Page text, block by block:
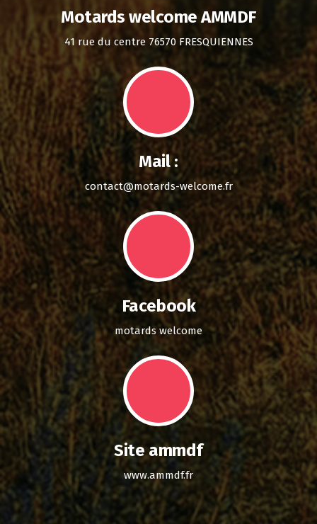
Motards welcome AMMDF
41 rue du centre 76570 FRESQUIENNES
Mail :
contact@motards-welcome.fr
Facebook
motards welcome
Site ammdf
www.ammdf.fr